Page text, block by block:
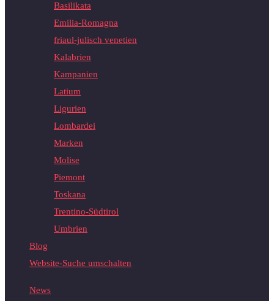
Basilikata
Emilia-Romagna
friaul-julisch venetien
Kalabrien
Kampanien
Latium
Ligurien
Lombardei
Marken
Molise
Piemont
Toskana
Trentino-Südtirol
Umbrien
Blog
Website-Suche umschalten
News